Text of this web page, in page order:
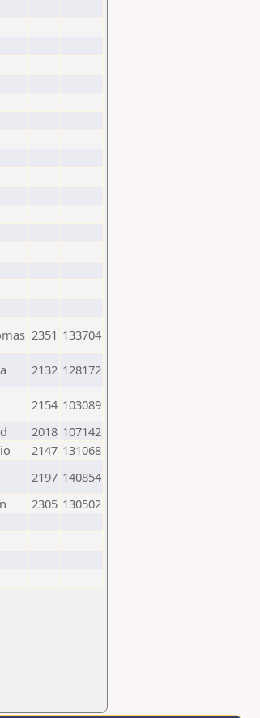
2351 133704
2132 128172
2154 103089
2018 107142
2147 131068
2197 140854
2305 130502